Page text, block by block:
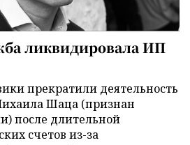
ликвидировала ИП
прекратили деятельность
Шаца (признан
после длительной
счетов из-за